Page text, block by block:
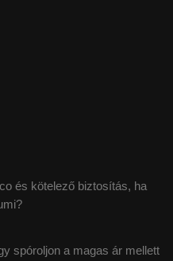
és kötelező biztosítás, ha
spóroljon a magas ár mellett